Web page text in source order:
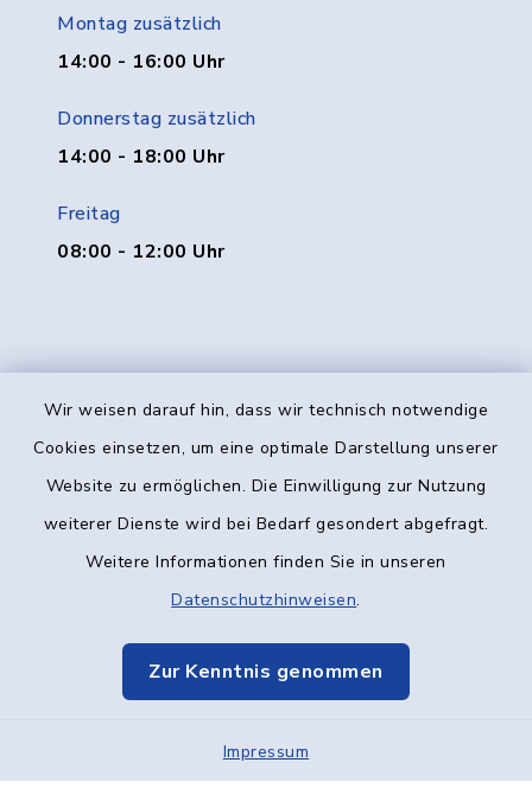
Wir weisen darauf hin, dass wir technisch notwendige
Cookies einsetzen, um eine optimale Darstellung unserer
Website zu ermöglichen. Die Einwilligung zur Nutzung
weiterer Dienste wird bei Bedarf gesondert abgefragt.
Weitere Informationen finden Sie in unseren
Datenschutzhinweisen.
Zur Kenntnis genommen
Impressum
Montag zusätzlich
14:00 - 16:00 Uhr
Donnerstag zusätzlich
14:00 - 18:00 Uhr
Freitag
08:00 - 12:00 Uhr
Kontakt
Datenschutz
Elektronische Kommunikation
Sitemap